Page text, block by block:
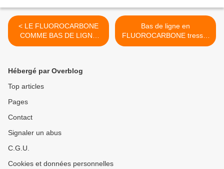
< LE FLUOROCARBONE
COMME BAS DE LIGNE
MAIS PAS N'IMPORTE
Bas de ligne en
FLUOROCARBONE tressé,
résistance à la rupture et à
Hébergé par Overblog
Top articles
Pages
Contact
Signaler un abus
C.G.U.
Cookies et données personnelles